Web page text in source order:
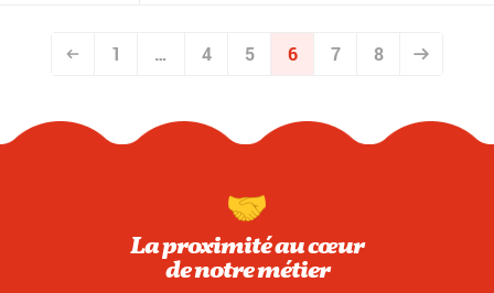
1 … 4 5 6 7 8
La proximité au cœur
de notre métier